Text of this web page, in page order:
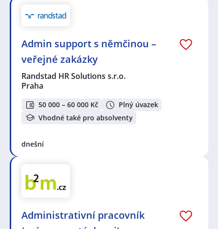
Admin support s němčinou –
veřejné zakázky
Randstad HR Solutions s.r.o.
Praha
50 000 – 60 000 Kč
Plný úvazek
Vhodné také pro absolventy
dnešní
Administrativní pracovník